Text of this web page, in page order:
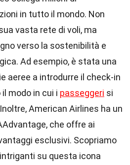
in tutto il mondo. Non
vasta rete di voli, ma
verso la sostenibilità e
Ad esempio, è stata una
aeree a introdurre il check-in
modo in cui i passeggeri si
American Airlines ha un
che offre ai
esclusivi. Scopriamo
su questa icona